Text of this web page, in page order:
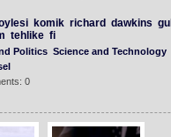
komik richard dawkins
tehlike fi
Politics Science and Technology
0